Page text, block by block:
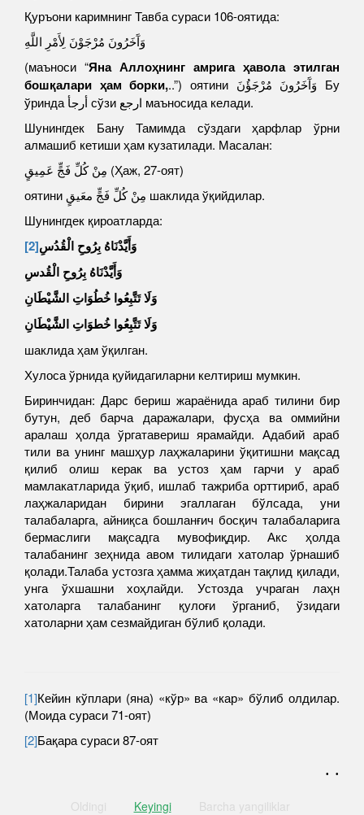
Қуръони каримнинг Тавба сураси 106-оятида:
وَآَخَرُونَ مُرْجَوْنَ لِأَمْرِ اللَّهِ
(маъноси “Яна Аллоҳнинг амрига ҳавола этилган
бошқалари ҳам борки,..”) оятини وَآَخَرُونَ مُرْجَؤُنَ Бу
ўринда أرجأ сўзи ارجع маъносида келади.
Шунингдек Бану Тамимда сўздаги ҳарфлар ўрни
алмашиб кетиши ҳам кузатилади. Масалан:
مِنْ كُلِّ فَجٍّ عَمِيقٍ (Ҳаж, 27-оят)
оятини مِنْ كُلِّ فَجٍّ معَيقٍ шаклида ўқийдилар.
Шунингдек қироатларда:
[2]وَأَيَّدْنَاهُ بِرُوحِ الْقُدُسِ
وَأَيَّدْنَاهُ بِرُوحِ الْقُدسِ
وَلَا تَتَّبِعُوا خُطُوَاتِ الشَّيْطَانِ
وَلَا تَتَّبِعُوا خُطوَاتِ الشَّيْطَانِ
шаклида ҳам ўқилган.
Хулоса ўрнида қуйидагиларни келтириш мумкин.
Биринчидан: Дарс бериш жараёнида араб тилини бир
бутун, деб барча даражалари, фусҳа ва оммийни
аралаш ҳолда ўргатавериш ярамайди. Адабий араб
тили ва унинг машҳур лаҳжаларини ўқитишни мақсад
қилиб олиш керак ва устоз ҳам гарчи у араб
мамлакатларида ўқиб, ишлаб тажриба орттириб, араб
лаҳжаларидан бирини эгаллаган бўлсада, уни
талабаларга, айниқса бошланғич босқич талабаларига
бермаслиги мақсадга мувофиқдир. Акс ҳолда
талабанинг зеҳнида авом тилидаги хатолар ўрнашиб
қолади.Талаба устозга ҳамма жиҳатдан тақлид қилади,
унга ўхшашни хоҳлайди. Устозда учраган лаҳн
хатоларга талабанинг қулоғи ўрганиб, ўзидаги
хатоларни ҳам сезмайдиган бўлиб қолади.
[1]Кейин кўплари (яна) «кўр» ва «кар» бўлиб олдилар.
(Моида сураси 71-оят)
[2]Бақара сураси 87-оят
. .
Oldingi Keyingi Barcha yangiliklar